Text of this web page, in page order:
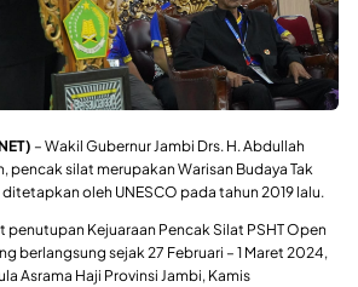
– Wakil Gubernur Jambi Drs. H. Abdullah
pencak silat merupakan Warisan Budaya Tak
ditetapkan oleh UNESCO pada tahun 2019 lalu.
penutupan Kejuaraan Pencak Silat PSHT Open
berlangsung sejak 27 Februari – 1 Maret 2024,
Asrama Haji Provinsi Jambi, Kamis